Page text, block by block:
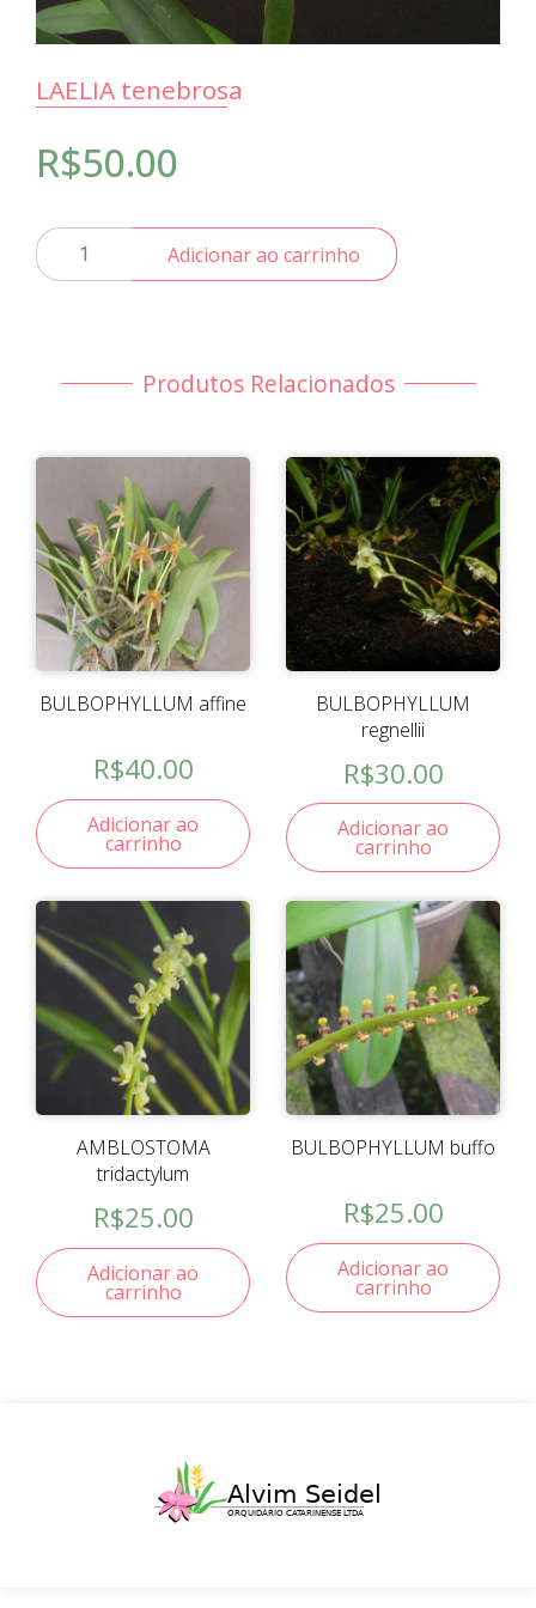
LAELIA tenebrosa
R$50.00
LAELIA
tenebrosa
Adicionar ao carrinho
Produtos Relacionados
BULBOPHYLLUM affine
R$40.00
Adicionar ao
carrinho
BULBOPHYLLUM
regnellii
R$30.00
Adicionar ao
carrinho
AMBLOSTOMA
tridactylum
R$25.00
Adicionar ao
carrinho
BULBOPHYLLUM buffo
R$25.00
Adicionar ao
carrinho